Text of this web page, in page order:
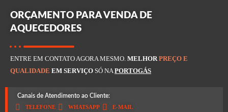
ORÇAMENTO PARA VENDA DE
AQUECEDORES
ENTRE EM CONTATO AGORA MESMO. MELHORPREÇO E
QUALIDADE EM SERVIÇO SÓ NAPORTOGÁS
Canais de Atendimento ao Cliente:
TELEFONE
WHATSAPP E-MAIL